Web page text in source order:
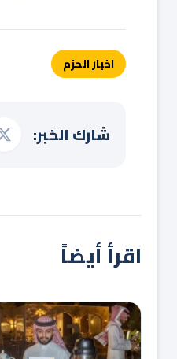
اخبار الحزم
شارك الخبر:
اقرأ أيضاً